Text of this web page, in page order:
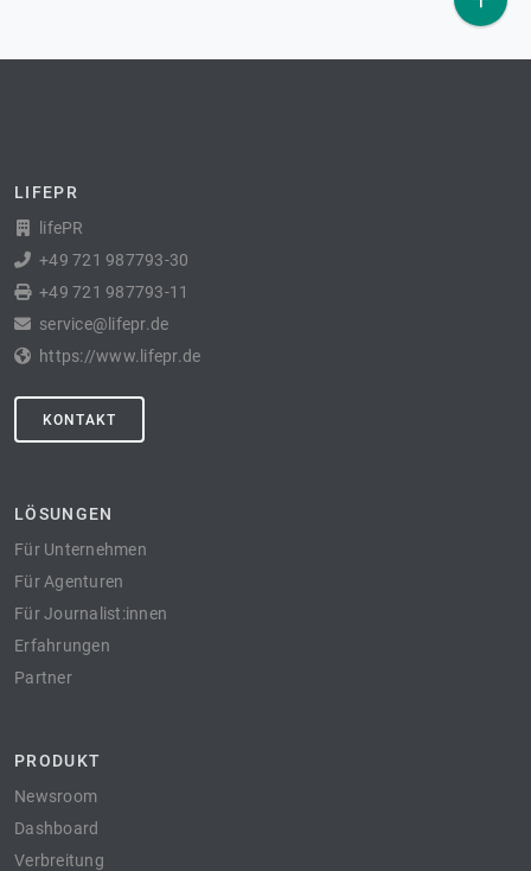
LIFEPR
lifePR
+49 721 987793-30
+49 721 987793-11
service@lifepr.de
https://www.lifepr.de
KONTAKT
LÖSUNGEN
Für Unternehmen
Für Agenturen
Für Journalist:innen
Erfahrungen
Partner
PRODUKT
Newsroom
Dashboard
Verbreitung